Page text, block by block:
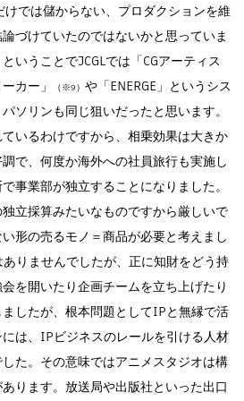
けでは儲からない、プロダクションを維
づけていたのではないかと思っていま
いうことでJCGLでは「CGアーティス
カー」
（※9） や「ENERGE」というシス
ソリンも同じ狙いだったと思います。
いるわけですから、相乗効果は大きか
で、何度か海外への社員旅行も実施し
事業部が独立することになりました。
立採算みたいなものですから厳しいで
形の売るモノ＝商品が必要と考えまし
りませんでしたが、正に知財をどう持
を開いたり企画チームを立ち上げたり
したが、根本問題としてIPと無縁で活
は、IPビジネスのレールを引ける人材
た。その意味ではアニメスタジオは構
ります。放送局や出版社といった出口